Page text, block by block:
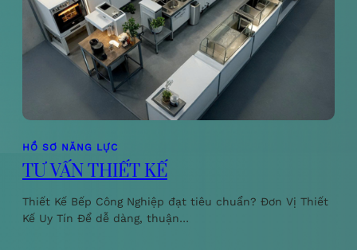
HỒ SƠ NĂNG LỰC
TƯ VẤN THIẾT KẾ
Thiết Kế Bếp Công Nghiệp đạt tiêu chuẩn? Đơn Vị Thiết
Kế Uy Tín Để dễ dàng, thuận…